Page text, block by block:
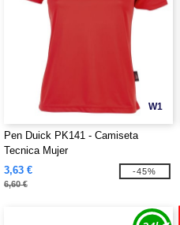
W1
Pen Duick PK141 - Camiseta
Tecnica Mujer
3,63 €
6,60 €
-45%